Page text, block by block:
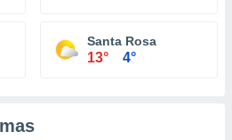
Santa Rosa
13° 4°